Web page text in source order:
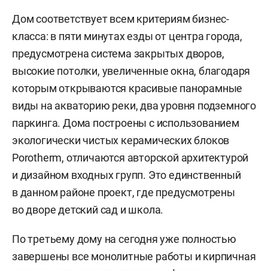
Дом соответствует всем критериям бизнес-
класса: в пяти минутах езды от центра города,
предусмотрена система закрытых дворов,
высокие потолки, увеличенные окна, благодаря
которым открываются красивые панорамные
виды на акваторию реки, два уровня подземного
паркинга. Дома построены с использованием
экологически чистых керамических блоков
Porotherm, отличаются авторской архитектурой
и дизайном входных групп. Это единственный
в данном районе проект, где предусмотрены
во дворе детский сад и школа.
По третьему дому на сегодня уже полностью
завершены все монолитные работы и кирпичная